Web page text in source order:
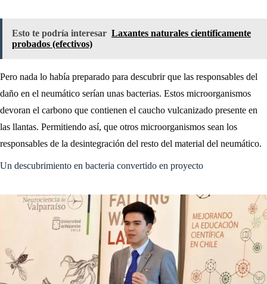
Esto te podría interesar Laxantes naturales científicamente
probados (efectivos)
Pero nada lo había preparado para descubrir que las responsables del
daño en el neumático serían unas bacterias. Estos microorganismos
devoran el carbono que contienen el caucho vulcanizado presente en
las llantas. Permitiendo así, que otros microorganismos sean los
responsables de la desintegración del resto del material del neumático.
Un descubrimiento en bacteria convertido en proyecto